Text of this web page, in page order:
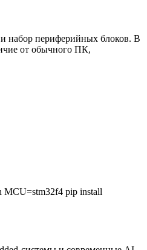
набор периферийных блоков. В
от обычного ПК,
MCU=stm32f4 pip install